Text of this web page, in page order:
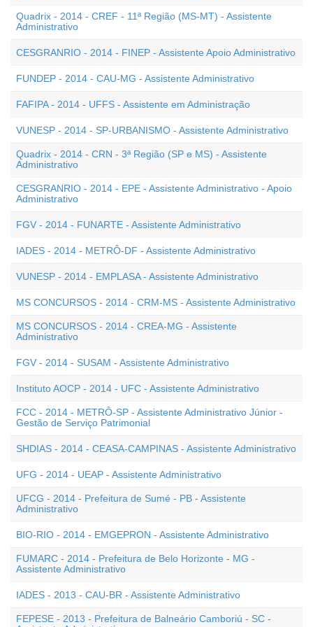
Quadrix - 2014 - CREF - 11ª Região (MS-MT) - Assistente
Administrativo
CESGRANRIO - 2014 - FINEP - Assistente Apoio Administrativo
FUNDEP - 2014 - CAU-MG - Assistente Administrativo
FAFIPA - 2014 - UFFS - Assistente em Administração
VUNESP - 2014 - SP-URBANISMO - Assistente Administrativo
Quadrix - 2014 - CRN - 3ª Região (SP e MS) - Assistente
Administrativo
CESGRANRIO - 2014 - EPE - Assistente Administrativo - Apoio
Administrativo
FGV - 2014 - FUNARTE - Assistente Administrativo
IADES - 2014 - METRÔ-DF - Assistente Administrativo
VUNESP - 2014 - EMPLASA - Assistente Administrativo
MS CONCURSOS - 2014 - CRM-MS - Assistente Administrativo
MS CONCURSOS - 2014 - CREA-MG - Assistente
Administrativo
FGV - 2014 - SUSAM - Assistente Administrativo
Instituto AOCP - 2014 - UFC - Assistente Administrativo
FCC - 2014 - METRÔ-SP - Assistente Administrativo Júnior -
Gestão de Serviço Patrimonial
SHDIAS - 2014 - CEASA-CAMPINAS - Assistente Administrativo
UFG - 2014 - UEAP - Assistente Administrativo
UFCG - 2014 - Prefeitura de Sumé - PB - Assistente
Administrativo
BIO-RIO - 2014 - EMGEPRON - Assistente Administrativo
FUMARC - 2014 - Prefeitura de Belo Horizonte - MG -
Assistente Administrativo
IADES - 2013 - CAU-BR - Assistente Administrativo
FEPESE - 2013 - Prefeitura de Balneário Camboriú - SC -